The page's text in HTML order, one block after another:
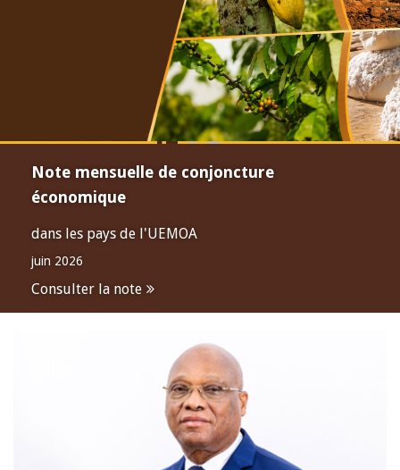
Note mensuelle de conjoncture
économique
dans les pays de l'UEMOA
juin 2026
Consulter la note